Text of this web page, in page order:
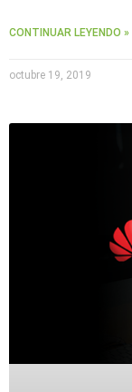
CONTINUAR LEYENDO »
octubre 19, 2019